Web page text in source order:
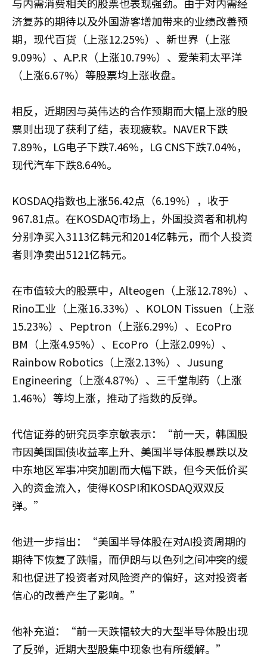
济复苏的期待以及外国游客增加带来的业绩改善预
期，现代百货（上涨12.25%）、新世界（上涨
9.09%）、A.P.R（上涨10.79%）、爱茉莉太平洋
（上涨6.67%）等股票均上涨收盘。
相反，近期因与英伟达的合作预期而大幅上涨的股
票则出现了获利了结，表现疲软。NAVER下跌
7.89%，LG电子下跌7.46%，LG CNS下跌7.04%，
现代汽车下跌8.64%。
KOSDAQ指数也上涨56.42点（6.19%），收于
967.81点。在KOSDAQ市场上，外国投资者和机构
分别净买入3113亿韩元和2014亿韩元，而个人投资
者则净卖出5121亿韩元。
在市值较大的股票中，Alteogen（上涨12.78%）、
Rino工业（上涨16.33%）、KOLON Tissuen（上涨
15.23%）、Peptron（上涨6.29%）、EcoPro
BM（上涨4.95%）、EcoPro（上涨2.09%）、
Rainbow Robotics（上涨2.13%）、Jusung
Engineering（上涨4.87%）、三千堂制药（上涨
1.46%）等均上涨，推动了指数的反弹。
代信证券的研究员李京敏表示：“前一天，韩国股
市因美国国债收益率上升、美国半导体股暴跌以及
中东地区军事冲突加剧而大幅下跌，但今天低价买
入的资金流入，使得KOSPI和KOSDAQ双双反
弹。”
他进一步指出：“美国半导体股在对AI投资周期的
期待下恢复了跌幅，而伊朗与以色列之间冲突的缓
和也促进了投资者对风险资产的偏好，这对投资者
信心的改善产生了影响。”
他补充道：“前一天跌幅较大的大型半导体股出现
了反弹，近期大型股集中现象也有所缓解。”